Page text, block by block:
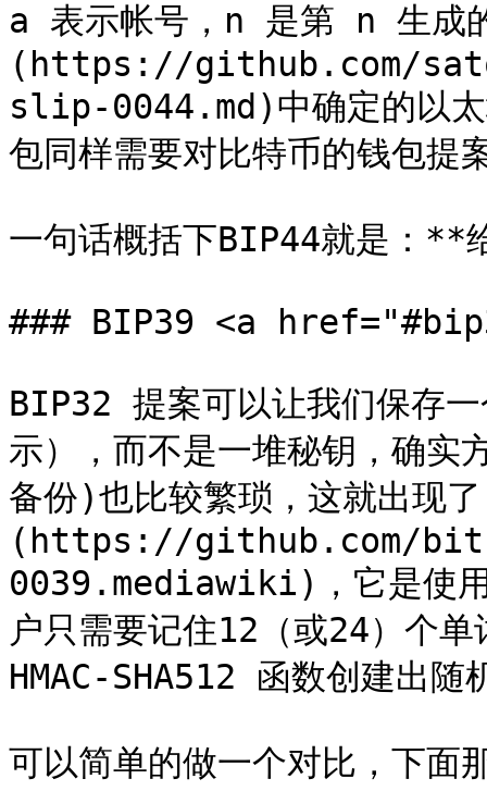
a 表示帐号，n 是第 n 生
(https://github.com/
slip-0044.md)中确定的以太
包同样需要对比特币的钱包
一句话概括下BIP44就是：**
### BIP39 <a
BIP32 提案可以让我们保存
示），而不是一堆秘钥，确实
备份)也比较繁琐，这就出现
(https://github.com/
0039.mediawiki)，它是使用
户只需要记住12（或24）个
HMAC-SHA512 函数创建出
可以简单的做一个对比，下面